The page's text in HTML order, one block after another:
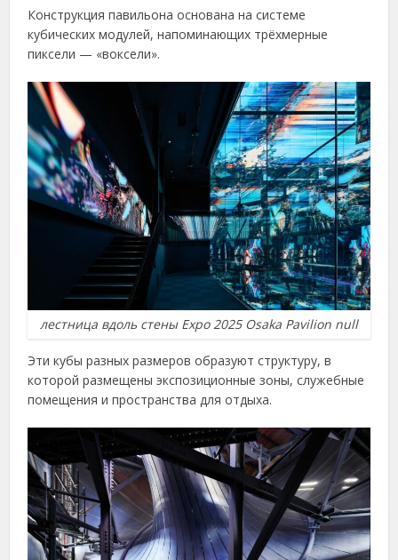
Конструкция павильона основана на системе
кубических модулей, напоминающих трёхмерные
пиксели — «воксели».
лестница вдоль стены Expo 2025 Osaka Pavilion null
Эти кубы разных размеров образуют структуру, в
которой размещены экспозиционные зоны, служебные
помещения и пространства для отдыха.